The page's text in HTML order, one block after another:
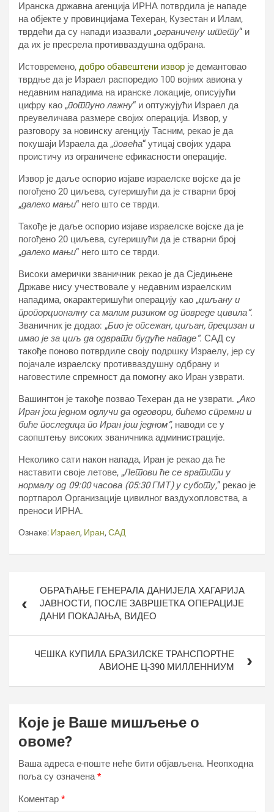
Иранска државна агенција ИРНА потврдила је нападе
на објекте у провинцијама Техеран, Кузестан и Илам,
тврдећи да су напади изазвали „ограничену штету“ и
да их је пресрела противваздушна одбрана.
Истовремено, добро обавештени извор је демантовао
тврдње да је Израел распоредио 100 војних авиона у
недавним нападима на иранске локације, описујући
цифру као „потпуно лажну“ и оптужујући Израел да
преувеличава размере својих операција. Извор, у
разговору за новинску агенцију Тасним, рекао је да
покушаји Израела да „повећа“ утицај својих удара
проистичу из ограничене ефикасности операције.
Извор је даље оспорио изјаве израелске војске да је
погођено 20 циљева, сугеришући да је стварни број
„далеко мањи“ него што се тврди.
Такође је даље оспорио изјаве израелске војске да је
погођено 20 циљева, сугеришући да је стварни број
„далеко мањи“ него што се тврди.
Високи амерички званичник рекао је да Сједињене
Државе нису учествовале у недавним израелским
нападима, окарактеришући операцију као „циљану и
пропорционалну са малим ризиком од повреде цивила“.
Званичник је додао: „Био је опсежан, циљан, прецизан и
имао је за циљ да одврати будуће нападе“. САД су
такође поново потврдиле своју подршку Израелу, јер су
појачале израелску противваздушну одбрану и
наговестиле спремност да помогну ако Иран узврати.
Вашингтон је такође позвао Техеран да не узврати. „Ако
Иран још једном одлучи да одговори, бићемо спремни и
биће последица по Иран још једном“, наводи се у
саопштењу високих званичника администрације.
Неколико сати након напада, Иран је рекао да ће
наставити своје летове, „Летови ће се вратити у
нормалу од 09:00 часова (05:30 ГМТ) у суботу,” рекао је
портпарол Организације цивилног ваздухопловства, а
преноси ИРНА.
Ознаке: Израел, Иран, САД
чланкаОБРАЋАЊЕ ГЕНЕРАЛА ДАНИЈЕЛА ХАГАРИЈА
ЈАВНОСТИ, ПОСЛЕ ЗАВРШЕТКА ОПЕРАЦИЈЕ
ДАНИ ПОКАЈАЊА, ВИДЕО
ЧЕШКА КУПИЛА БРАЗИЛСКЕ ТРАНСПОРТНЕ
АВИОНЕ Ц-390 МИЛЛЕННИУМ
Које је Ваше мишљење о
овоме?
Ваша адреса е-поште неће бити објављена. Неопходна
поља су означена*
Коментар *